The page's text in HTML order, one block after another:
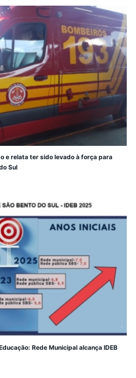
e relata ter sido levado à força para
Sul
Rede Municipal alcança IDEB